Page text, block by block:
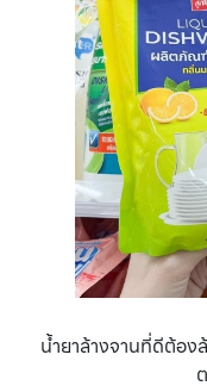
น้ำยาล้างจานที่ดีต้อง